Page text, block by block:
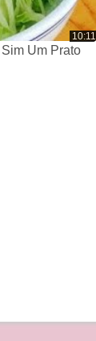
10:11
Um Prato